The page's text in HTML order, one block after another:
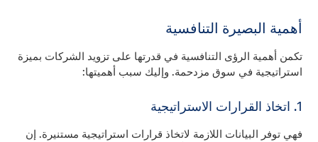
أهمية البصيرة التنافسية
تكمن أهمية الرؤى التنافسية في قدرتها على تزويد الشركات بميزة
استراتيجية في سوق مزدحمة. وإليك سبب أهميتها:
1. اتخاذ القرارات الاستراتيجية
فهي توفر البيانات اللازمة لاتخاذ قرارات استراتيجية مستنيرة. إن